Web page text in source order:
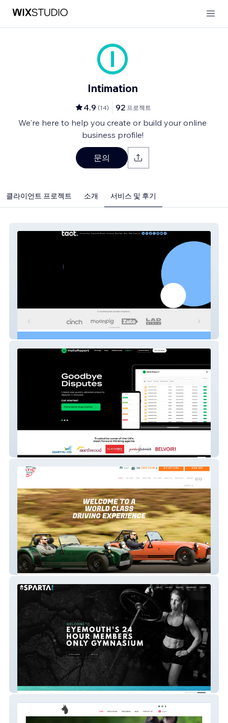
Intimation
4.9 (14) 92 프로젝트
We're here to help you create or build your online
business profile!
문의
클라이언트 프로젝트 소개 서비스 및 후기
tact.
Hello Report
Celtic Caterhams
Sparta Gym